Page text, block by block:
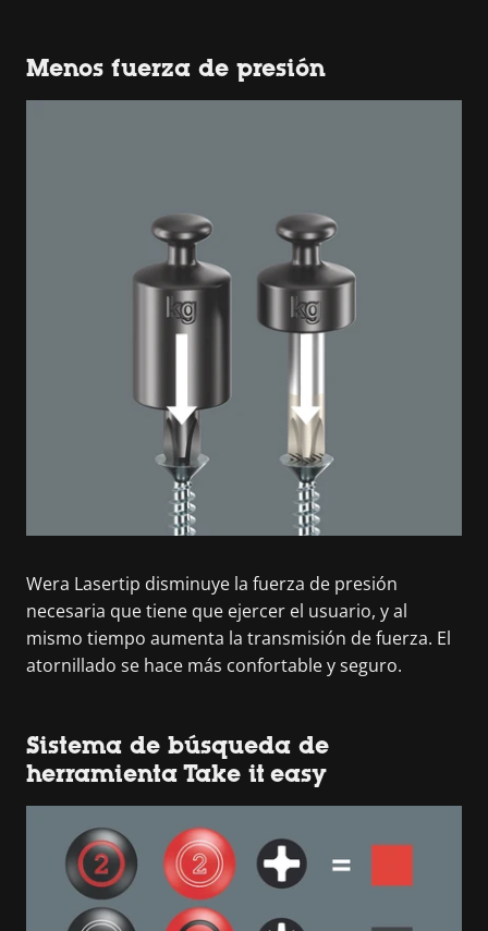
Menos fuerza de presión
Wera Lasertip disminuye la fuerza de presión
necesaria que tiene que ejercer el usuario, y al
mismo tiempo aumenta la transmisión de fuerza. El
atornillado se hace más confortable y seguro.
Sistema de búsqueda de
herramienta Take it easy